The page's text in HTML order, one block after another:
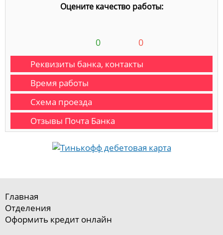
Оцените качество работы:
0 0
Реквизиты банка, контакты
Время работы
Схема проезда
Отзывы Почта Банка
Главная
Отделения
Оформить кредит онлайн